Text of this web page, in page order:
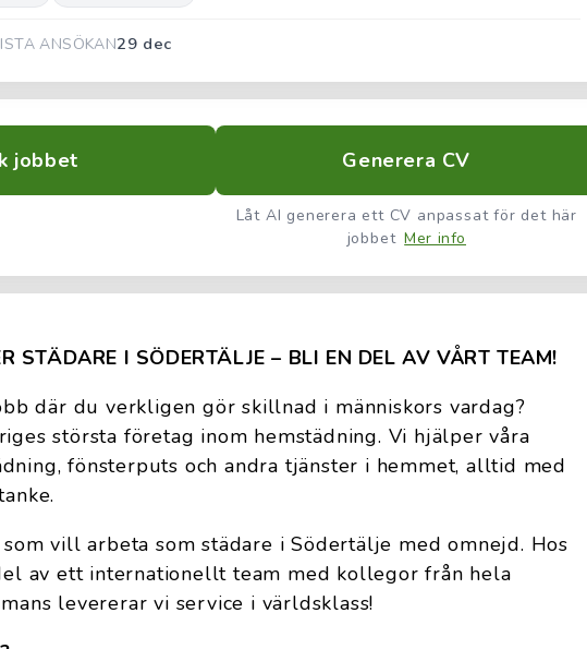
ANSÖKAN29 dec
jobbet Generera CV
Låt AI generera ett CV anpassat för det här
jobbet Mer info
STÄDARE I SÖDERTÄLJE – BLI EN DEL AV VÅRT TEAM!
där du verkligen gör skillnad i människors vardag?
största företag inom hemstädning. Vi hjälper våra
fönsterputs och andra tjänster i hemmet, alltid med
vill arbeta som städare i Södertälje med omnejd. Hos
av ett internationellt team med kollegor från hela
levererar vi service i världsklass!